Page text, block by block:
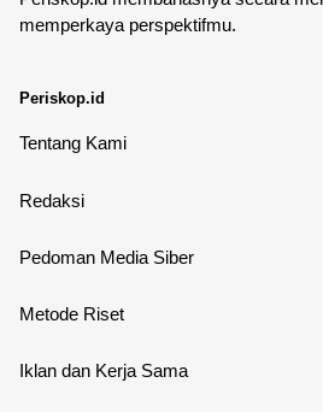
memperkaya perspektifmu.
Periskop.id
Tentang Kami
Redaksi
Pedoman Media Siber
Metode Riset
Iklan dan Kerja Sama